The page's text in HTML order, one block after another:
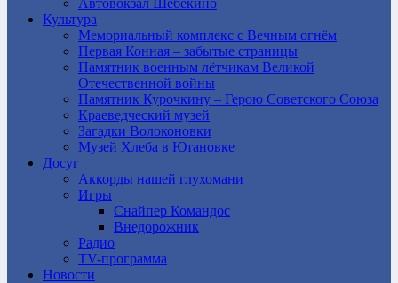
Автовокзал Шебекино
Культура
Мемориальный комплекс с Вечным огнём
Первая Конная – забытые страницы
Памятник военным лётчикам Великой
Отечественной войны
Памятник Курочкину – Герою Советского Союза
Краеведческий музей
Загадки Волоконовки
Музей Хлеба в Ютановке
Досуг
Аккорды нашей глухомани
Игры
Снайпер Командос
Внедорожник
Радио
TV-программа
Новости